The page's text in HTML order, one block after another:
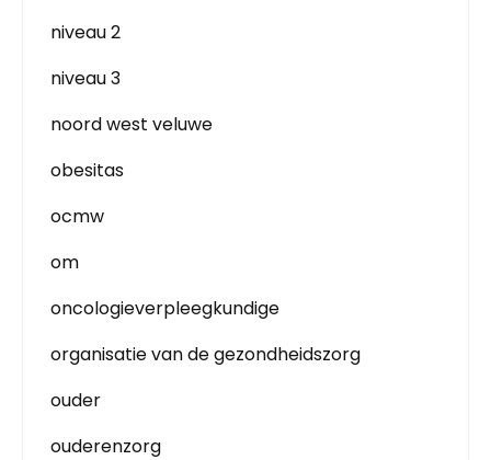
niveau 2
niveau 3
noord west veluwe
obesitas
ocmw
om
oncologieverpleegkundige
organisatie van de gezondheidszorg
ouder
ouderenzorg